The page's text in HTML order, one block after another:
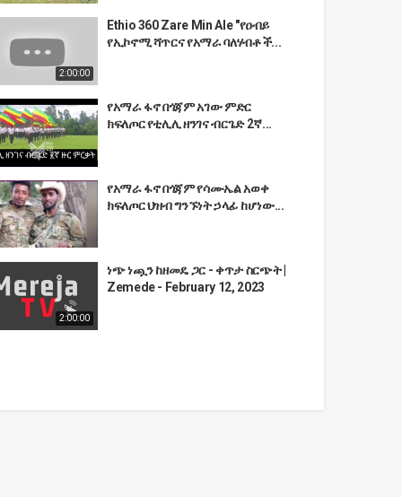
2:00:00
Ethio 360 Zare Min Ale "የዐብይ
የኢኮኖሚ ሻጥርና የአማራ ባለሃብቶች...
የአማራ ፋኖ በጎጃም አገው ምድር
ክፍለጦር የቲሊሊ ዘንገና ብርጌድ 2ኛ...
የአማራ ፋኖ በጎጃም የሳሙኤል አወቀ
ክፍለጦር ህዝብ ግንኙነት ኃላፊ ከሆነው...
2:00:00
ነጭ ነጯን ከዘመዴ ጋር - ቀጥታ ስርጭት |
Zemede - February 12, 2023